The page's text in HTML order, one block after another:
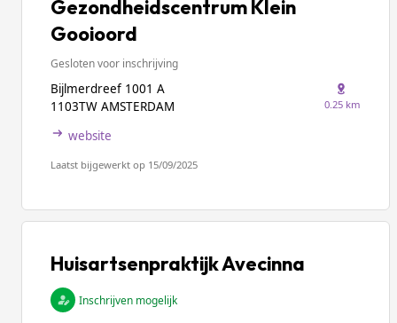
Gezondheidscentrum Klein
Gooioord
Gesloten voor inschrijving
Bijlmerdreef 1001 A
1103TW AMSTERDAM
0.25 km
website
Laatst bijgewerkt op 15/09/2025
Huisartsenpraktijk Avecinna
Inschrijven mogelijk